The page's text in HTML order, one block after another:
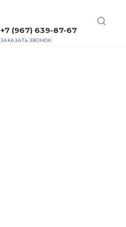
+7 (967) 639-87-67
ЗАКАЗАТЬ ЗВОНОК